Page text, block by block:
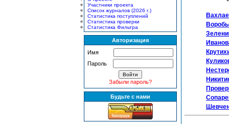
Участники проекта
Список журналов (2026 г.)
Статистика поступлений
Статистика проверки
Статистика Фильтра
Авторизация
Имя
Пароль
Забыли пароль?
Будьте с нами